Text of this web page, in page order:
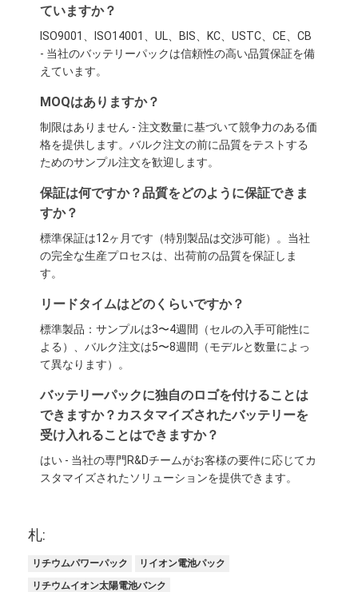
ていますか？
ISO9001、ISO14001、UL、BIS、KC、USTC、CE、CB
- 当社のバッテリーパックは信頼性の高い品質保証を備
えています。
MOQはありますか？
制限はありません - 注文数量に基づいて競争力のある価
格を提供します。バルク注文の前に品質をテストする
ためのサンプル注文を歓迎します。
保証は何ですか？品質をどのように保証できま
すか？
標準保証は12ヶ月です（特別製品は交渉可能）。当社
の完全な生産プロセスは、出荷前の品質を保証しま
す。
リードタイムはどのくらいですか？
標準製品：サンプルは3〜4週間（セルの入手可能性に
よる）、バルク注文は5〜8週間（モデルと数量によっ
て異なります）。
バッテリーパックに独自のロゴを付けることは
できますか？カスタマイズされたバッテリーを
受け入れることはできますか？
はい - 当社の専門R&Dチームがお客様の要件に応じてカ
スタマイズされたソリューションを提供できます。
札:
リチウムパワーパック
リイオン電池パック
リチウムイオン太陽電池バンク